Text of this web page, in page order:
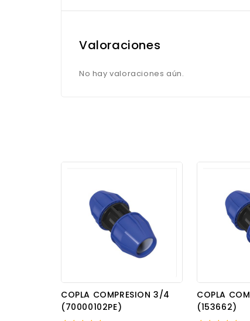
Valoraciones
No hay valoraciones aún.
COPLA COMPRESION 3/4
(70000102PE)
COPLA
(153662)